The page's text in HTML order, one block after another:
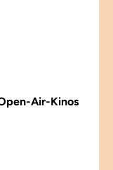
Air-Kinos